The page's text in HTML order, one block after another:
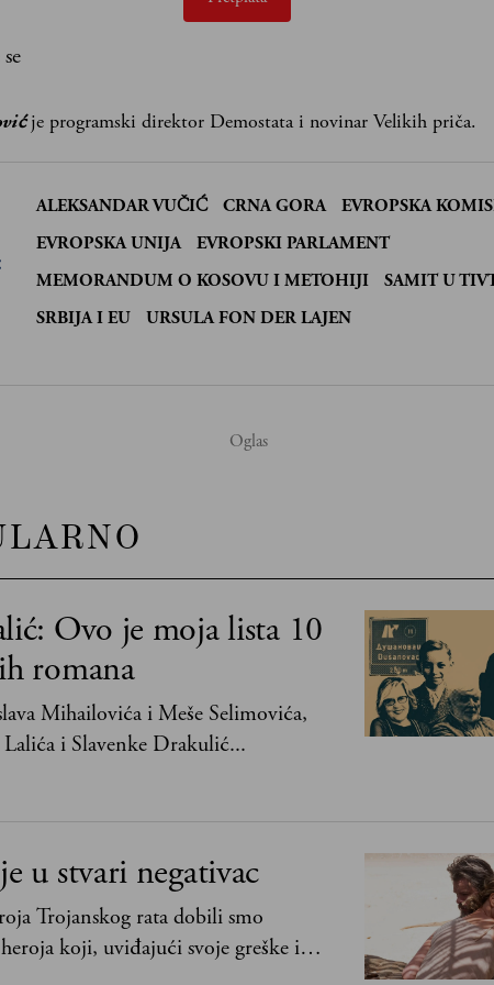
je programski direktor Demostata i novinar Velikih priča.
ALEKSANDAR VUČIĆ CRNA GORA
EVROPSKA
EVROPSKA UNIJA
EVROPSKI PARLAMENT
MEMORANDUM O KOSOVU I METOHIJI
SAMIT U
SRBIJA I EU
URSULA FON DER LAJEN
Ovo je moja lista 10
romana
Mihailovića i Meše Selimovića,
i Slavenke Drakulić...
u stvari negativac
Trojanskog rata dobili smo
koji, uviđajući svoje greške i
shvata da postoje stvari koje su